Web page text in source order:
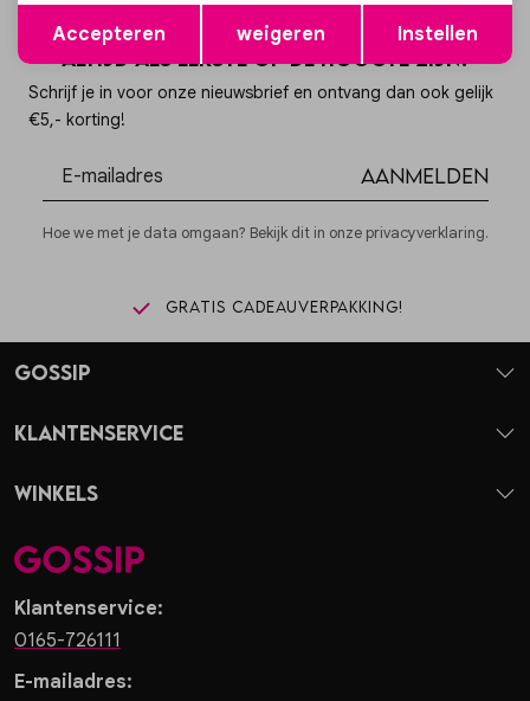
Altijd als eerste op de hoogte zijn?
Schrijf je in voor onze nieuwsbrief en ontvang dan ook gelijk
€5,- korting!
Aanmelden
Hoe we met je data omgaan? Bekijk dit in onze privacyverklaring.
Gratis cadeauverpakking!
Klantenservice:
0165-726111
E-mailadres:
Gossip
Klantenservice
Winkels
Opslaan
Accepteren weigeren Instellen